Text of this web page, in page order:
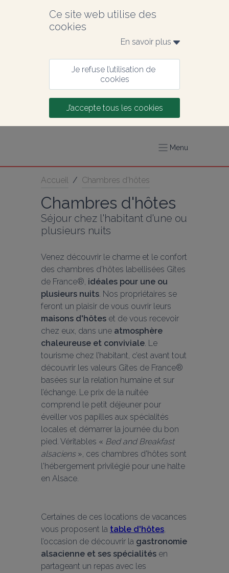
Ce site web utilise des
cookies
En savoir plus
Je refuse l’utilisation de
cookies
J’accepte tous les cookies
Menu
Accueil / Chambres d'hôtes
Chambres d'hôtes
Séjour chez l'habitant d'une ou
plusieurs nuits
Venez découvrir le charme et le confort
des chambres d’hôtes labellisées Gîtes
de France®, idéales pour une ou
plusieurs nuits. Nos propriétaires se
maisons d'hôtes et de vous recevoir
chez eux, dans une atmosphère
chaleureuse et conviviale. Le
tourisme chez l’habitant, c’est avant tout
découvrir les valeurs Gîtes de France®
basées sur la relation humaine et sur
l’échange. Le prix de la nuitée
comprend le petit déjeuner pour
éveiller vos papilles aux spécialités
locales et démarrer la journée du bon
pied. Véritables « Bed and Breakfast
alsaciens », ces chambres d'hôtes sont
l'hébergement privilégié pour une halte
en Alsace.
Certaines de ces locations de vacances
vous proposent la table d'hôtes,
l’occasion de découvrir la gastronomie
alsacienne et ses spécialités en
partageant un repas avec les